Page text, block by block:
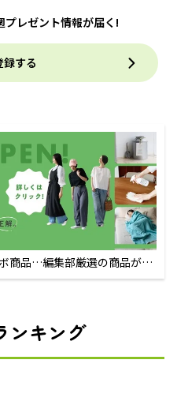
プレゼント情報が届く!
する
商品…編集部厳選の商品が買
ンキング